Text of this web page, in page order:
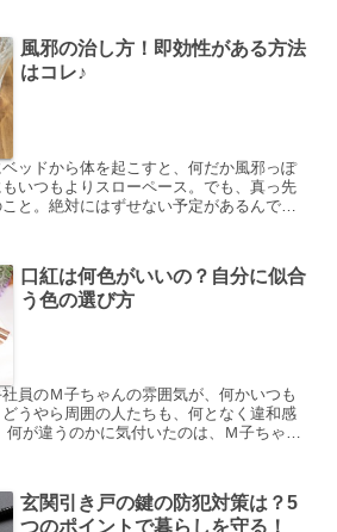
風邪の治し方！即効性がある方法
はコレ♪
ッドから体を起こすと、何だか風邪っぽ
いつもよりスローペース。でも、真っ先
と。絶対にはずせない予定があるんで
口紅は何色がいいの？自分に似合
う色の選び方
員のＭ子ちゃんの雰囲気が、何かいつも
うやら周囲の人たちも、何となく違和感
何が違うのかに気付いたのは、Ｍ子ちゃん
玄関引き戸の鍵の防犯対策は？5
つのポイントで暮らしを守る！